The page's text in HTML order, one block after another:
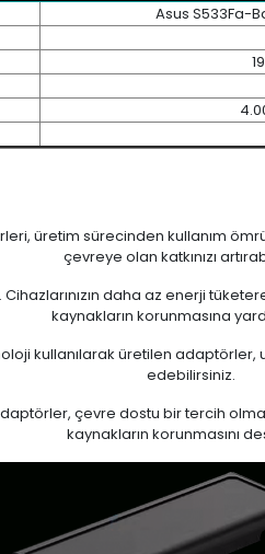
Asus S533Fa-
üretim sürecinden kullanım
çevreye olan katkınızı
daha az enerji
kaynakların korunmasına
kullanılarak üretilen adaptörler,
edebilirsiniz.
çevre dostu bir tercih
kaynakların korunmasını